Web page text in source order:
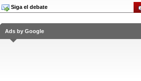
Siga el debate
Ads by Google